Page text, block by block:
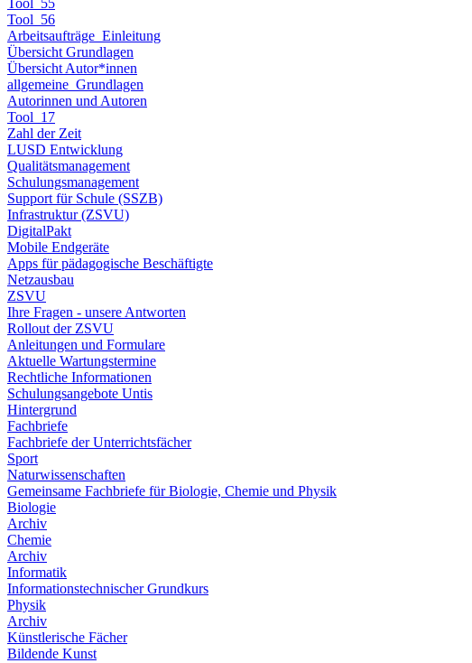
Tool_55
Tool_56
Arbeitsaufträge_Einleitung
Übersicht Grundlagen
Übersicht Autor*innen
allgemeine_Grundlagen
Autorinnen und Autoren
Tool_17
Zahl der Zeit
LUSD Entwicklung
Qualitätsmanagement
Schulungsmanagement
Support für Schule (SSZB)
Infrastruktur (ZSVU)
DigitalPakt
Mobile Endgeräte
Apps für pädagogische Beschäftigte
Netzausbau
ZSVU
Ihre Fragen - unsere Antworten
Rollout der ZSVU
Anleitungen und Formulare
Aktuelle Wartungstermine
Rechtliche Informationen
Schulungsangebote Untis
Hintergrund
Fachbriefe
Fachbriefe der Unterrichtsfächer
Sport
Naturwissenschaften
Gemeinsame Fachbriefe für Biologie, Chemie und Physik
Biologie
Archiv
Chemie
Archiv
Informatik
Informationstechnischer Grundkurs
Physik
Archiv
Künstlerische Fächer
Bildende Kunst